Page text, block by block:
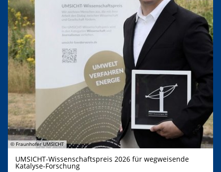
© Fraunhofer UMSICHT
UMSICHT-Wissenschaftspreis 2026 für wegweisende
Katalyse-Forschung